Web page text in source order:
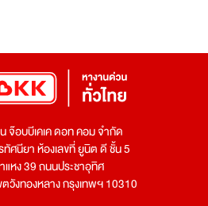
จ๊อบบีเคเค ดอท คอม จำกัด
ทัศนียา ห้องเลขที่ ยูนิต ดี ชั้น 5
หง 39 ถนนประชาอุทิศ
ตวังทองหลาง กรุงเทพฯ 10310